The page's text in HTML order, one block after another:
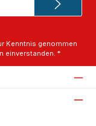
Kenntnis genommen
einverstanden. *